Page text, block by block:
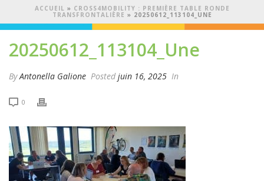
ACCUEIL » CROSS4MOBILITY : PREMIÈRE TABLE RONDE
TRANSFRONTALIÈRE » 20250612_113104_UNE
20250612_113104_Une
ByAntonella Galione Posted juin 16, 2025 In
0